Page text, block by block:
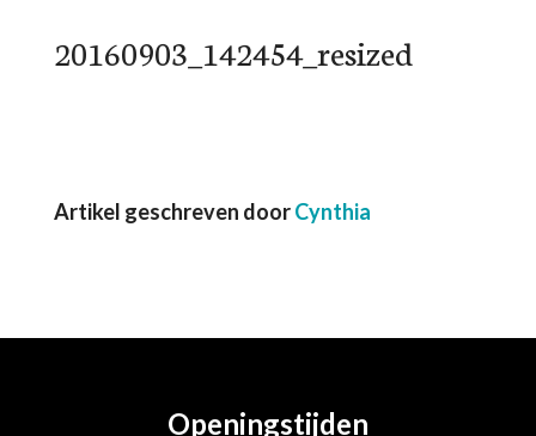
20160903_142454_resized
Artikel geschreven doorCynthia
Openingstijden